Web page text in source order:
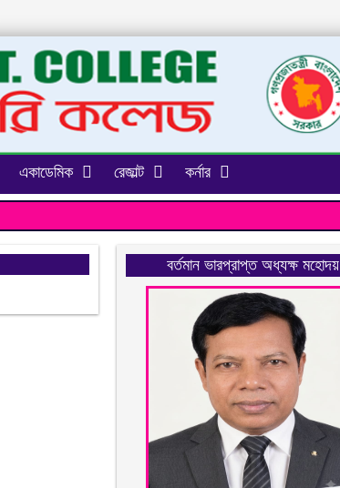
একাডেমিক রেজাল্ট কর্নার
বর্তমান ভারপ্রাপ্ত অধ্যক্ষ মহোদয়